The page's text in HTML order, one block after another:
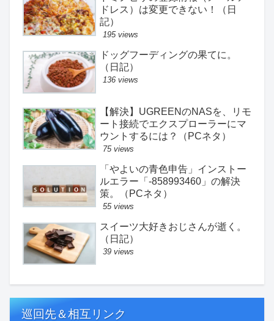
ドレス）は変更できない！（日
記）
195 views
ドッグフーディングの果てに。
（日記）
136 views
【解決】UGREENのNASを、リモ
ート接続でエクスプローラーにマ
ウントするには？（PCネタ）
75 views
「やよいの青色申告」インストー
ルエラー「-858993460」の解決
策。（PCネタ）
55 views
スイーツ大好きおじさんが逝く。
（日記）
39 views
巡回先＆相互リンク